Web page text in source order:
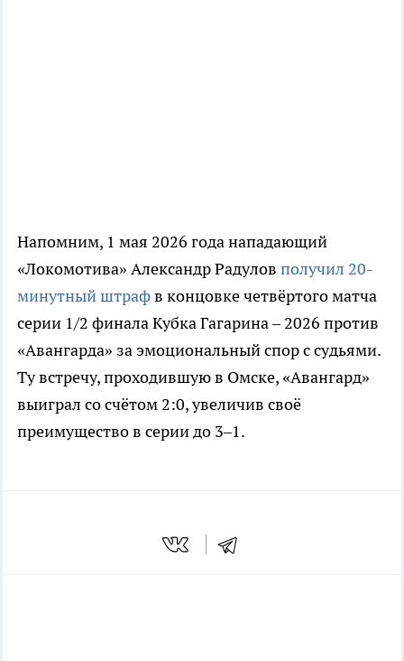
Напомним, 1 мая 2026 года нападающий
«Локомотива» Александр Радулов получил 20-
минутный штрафв концовке четвёртого матча
серии 1/2 финала Кубка Гагарина – 2026 против
«Авангарда» за эмоциональный спор с судьями.
Ту встречу, проходившую в Омске, «Авангард»
выиграл со счётом 2:0, увеличив своё
преимущество в серии до 3–1.